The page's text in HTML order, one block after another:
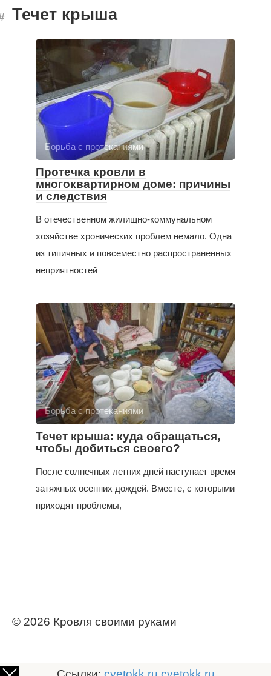
Течет крыша
Борьба с протеканиями
Протечка кровли в
многоквартирном доме: причины
и следствия
В отечественном жилищно-коммунальном
хозяйстве хронических проблем немало. Одна
из типичных и повсеместно распространенных
неприятностей
Борьба с протеканиями
Течет крыша: куда обращаться,
чтобы добиться своего?
После солнечных летних дней наступает время
затяжных осенних дождей. Вместе, с которыми
приходят проблемы,
© 2026 Кровля своими руками